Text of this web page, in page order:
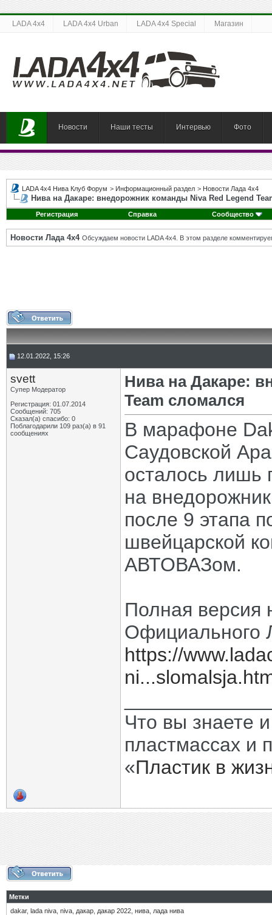
LADA 4x4 LADA 4x4 Urban LADA 4x4 Special Магазин
Новости Наши тесты Интервью Фото
LADA 4x4 Нива Клуб Форум > Информационный раздел > Новости Лада 4х4
Нива на Дакаре: внедорожник команды Niva Red Legend
Регистрация Справка Сообщество
Новости Лада 4х4 Обсуждаем новости LADA 4x4. В этом разделе
12.01.2022, 15:26
svett
Супер Модератор
Регистрация: 01.07.2014
Сообщений: 705
Сказал(а) спасибо: 0
Поблагодарили 109 раз(а) в 91
сообщениях
Нива на Дакаре:
Team сломался
В марафоне
Саудовской
осталось лишь
на
после 9 этапа
швейцарской
АВТОВАЗом.
Полная версия
Официального
https://
Что вы знаете
пластмассах и
«Пластик в
Метки
dakar, lada niva niva дакар дакар 2022 нива лада нива